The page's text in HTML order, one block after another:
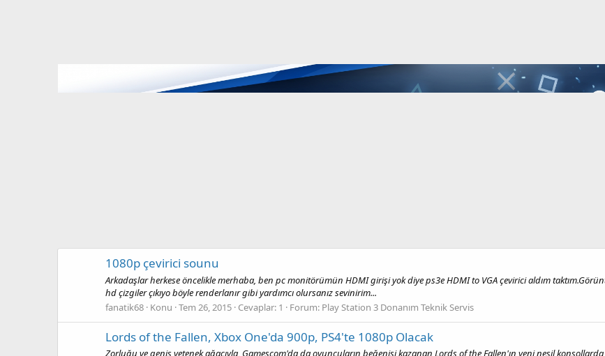
1080p çevirici sounu
Arkadaşlar herkese öncelikle merhaba, ben pc monitörümün HDMI girişi yok diye ps3e HDMI to VGA çevirici aldım
hd çizgiler çıkıyo böyle renderlanır gibi yardımcı olursanız sevinirim...
fanatik68 Konu Tem 26, 2015 Cevaplar: 1 Forum: Play Station 3 Donanım Teknik Servis
Lords of the Fallen, Xbox One'da 900p, PS4'te 1080p Olacak
Zorluğu ve geniş yetenek ağacıyla, Gamescom'da da oyuncuların beğenisi kazanan Lords of the Fallen'ın yeni nesil